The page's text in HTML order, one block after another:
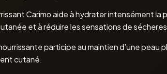
Carimo aide à hydrater intensément
et à réduire les sensations de
participe au maintien d’une
cutané.